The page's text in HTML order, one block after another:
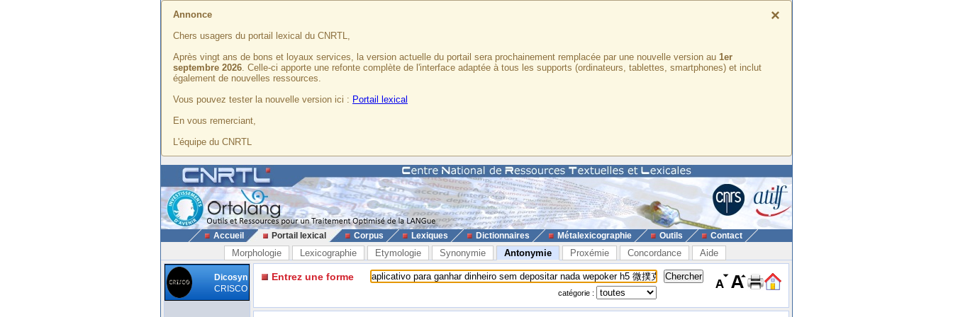
×
Annonce
Chers usagers du portail lexical du CNRTL,
Après vingt ans de bons et loyaux services, la version actuelle du portail sera prochainement remplacée par une nouvelle version au 1er
septembre 2026. Celle-ci apporte une refonte complète de l'interface adaptée à tous les supports (ordinateurs, tablettes, smartphones) et inclut
également de nouvelles ressources.
Vous pouvez tester la nouvelle version ici : Portail lexical
En vous remerciant,
L'équipe du CNRTL
Accueil Portail lexical Corpus Lexiques Dictionnaires Métalexicographie Outils Contact
Morphologie Lexicographie Etymologie Synonymie Antonymie Proxémie Concordance Aide
Dicosyn
CRISCO
Entrez une forme
catégorie :